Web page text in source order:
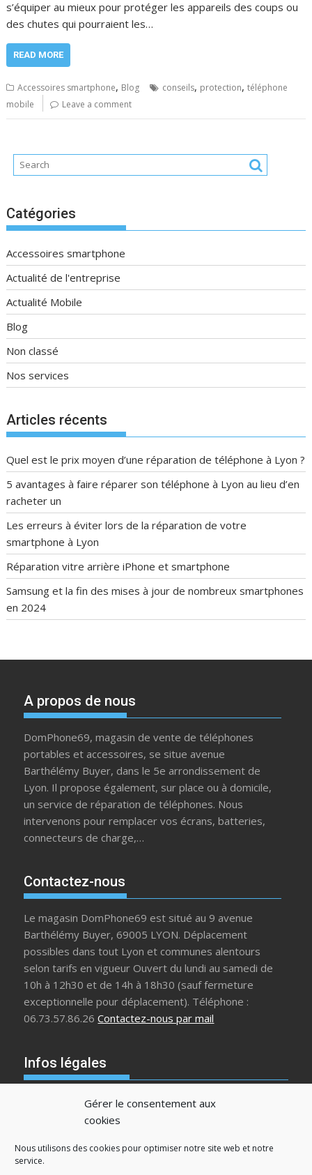
Gérer le consentement aux
cookies
Nous utilisons des cookies pour optimiser notre site web et notre
service.
s’équiper au mieux pour protéger les appareils des coups ou
des chutes qui pourraient les…
READ MORE
Accessoires smartphone, Blog conseils, protection,téléphone
mobile
Leave a comment
Catégories
Accessoires smartphone
Actualité de l'entreprise
Actualité Mobile
Blog
Non classé
Nos services
Articles récents
Quel est le prix moyen d’une réparation de téléphone à Lyon ?
5 avantages à faire réparer son téléphone à Lyon au lieu d’en
racheter un
Les erreurs à éviter lors de la réparation de votre
smartphone à Lyon
Réparation vitre arrière iPhone et smartphone
Samsung et la fin des mises à jour de nombreux smartphones
en 2024
A propos de nous
DomPhone69, magasin de vente de téléphones
portables et accessoires, se situe avenue
Barthélémy Buyer, dans le 5e arrondissement de
Lyon. Il propose également, sur place ou à domicile,
un service de réparation de téléphones. Nous
intervenons pour remplacer vos écrans, batteries,
connecteurs de charge,…
Contactez-nous
Le magasin DomPhone69 est situé au 9 avenue
Barthélémy Buyer, 69005 LYON. Déplacement
possibles dans tout Lyon et communes alentours
selon tarifs en vigueur Ouvert du lundi au samedi de
10h à 12h30 et de 14h à 18h30 (sauf fermeture
exceptionnelle pour déplacement). Téléphone :
06.73.57.86.26Contactez-nous par mail
Infos légales
Liens utiles
Mentions légales